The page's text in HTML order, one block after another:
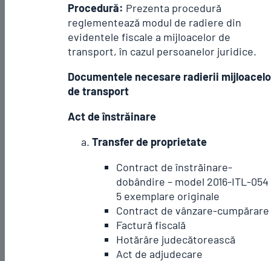
Procedură: Prezenta procedură
reglementează modul de radiere din
evidentele fiscale a mijloacelor de
transport, în cazul persoanelor juridice.
Documentele necesare radierii
de transport
Act de înstrăinare
Transfer de proprietate
Contract de înstrăinare-
dobândire – model 2016-ITL-054
5 exemplare originale
Contract de vânzare-cumpărare
Factură fiscală
Hotărâre judecătorească
Act de adjudecare